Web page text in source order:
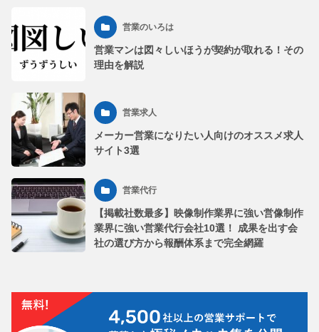
営業のいろは
営業マンは図々しいほうが契約が取れる！その
理由を解説
営業求人
メーカー営業になりたい人向けのオススメ求人
サイト3選
営業代行
【掲載社数最多】映像制作業界に強い営像制作
業界に強い営業代行会社10選！ 成果を出す会
社の選び方から報酬体系まで完全網羅